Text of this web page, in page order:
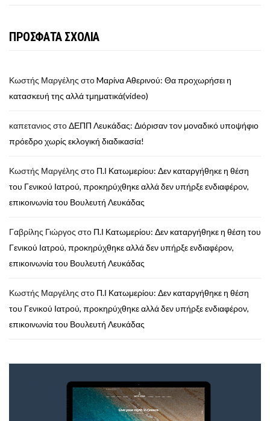
ΠΡΟΣΦΑΤΑ ΣΧΟΛΙΑ
Κωστής Μαργέλης στοMαρίνα Αθερινού: Θα προχωρήσει η
κατασκευή της αλλά τμηματικά(video)
καπετανιος στοΔΕΠΠ Λευκάδας: Διόρισαν τον μοναδικό υποψήφιο
πρόεδρο χωρίς εκλογική διαδικασία!
Κωστής Μαργέλης στο Π.Ι Κατωμερίου: Δεν καταργήθηκε η θέση
του Γενικού Ιατρού, προκηρύχθηκε αλλά δεν υπήρξε ενδιαφέρον,
επικοινωνία του Βουλευτή Λευκάδας
Γαβρίλης Γιώργος στο Π.Ι Κατωμερίου: Δεν καταργήθηκε η θέση του
Γενικού Ιατρού, προκηρύχθηκε αλλά δεν υπήρξε ενδιαφέρον,
επικοινωνία του Βουλευτή Λευκάδας
Κωστής Μαργέλης στο Π.Ι Κατωμερίου: Δεν καταργήθηκε η θέση
του Γενικού Ιατρού, προκηρύχθηκε αλλά δεν υπήρξε ενδιαφέρον,
επικοινωνία του Βουλευτή Λευκάδας